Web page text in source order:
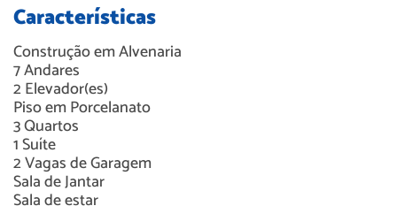
Características
Construção emAlvenaria
7Andares
2Elevador(es)
Piso emPorcelanato
3Quartos
1Suíte
2Vagas de Garagem
Sala de Jantar
Sala de estar